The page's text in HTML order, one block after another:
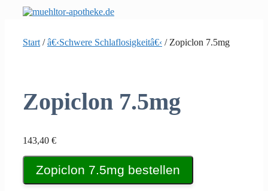
Start /â€‹Schwere Schlaflosigkeitâ€‹ / Zopiclon 7.5mg
Zopiclon 7.5mg
143,40 €
Zopiclon 7.5mg bestellen